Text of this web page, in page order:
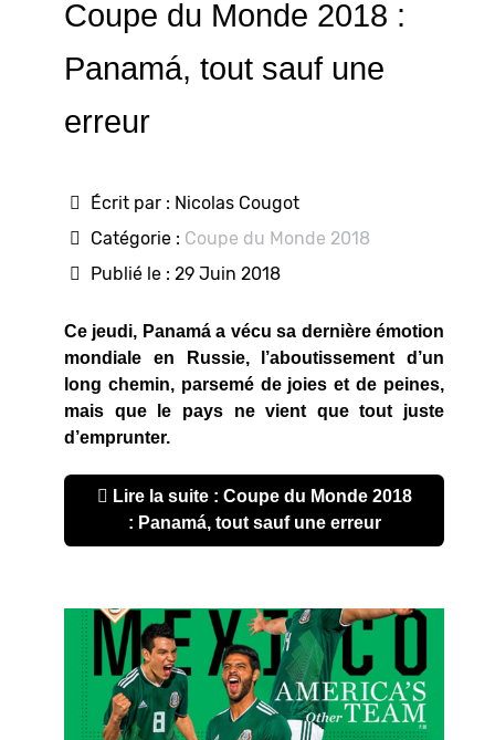
Coupe du Monde 2018 :
Panamá, tout sauf une
erreur
Écrit par : Nicolas Cougot
Catégorie : Coupe du Monde 2018
Publié le : 29 Juin 2018
Ce jeudi, Panamá a vécu sa dernière émotion
mondiale en Russie, l’aboutissement d’un
long chemin, parsemé de joies et de peines,
mais que le pays ne vient que tout juste
d’emprunter.
Lire la suite : Coupe du Monde 2018
: Panamá, tout sauf une erreur